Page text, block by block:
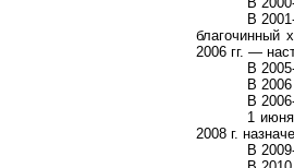
В
благочинный
2006 гг. —
В
В2006
В
1
2008 г.
В